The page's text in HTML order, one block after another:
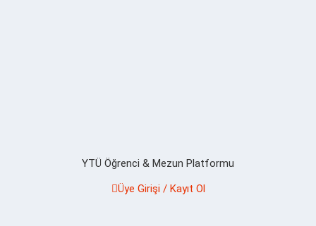
YTÜ Öğrenci & Mezun Platformu
Üye Girişi / Kayıt Ol